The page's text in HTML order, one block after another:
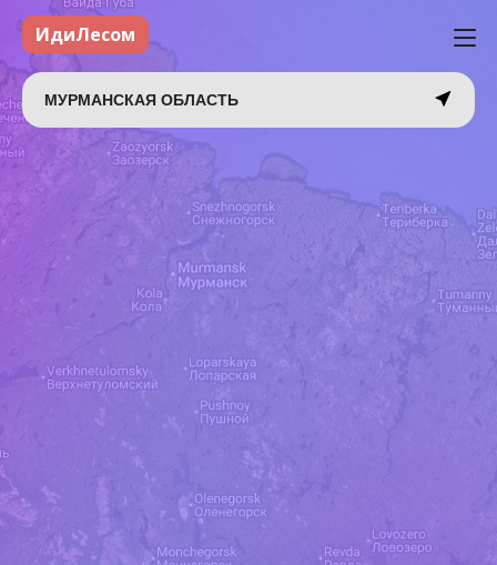
ИдиЛесом
МУРМАНСКАЯ ОБЛАСТЬ